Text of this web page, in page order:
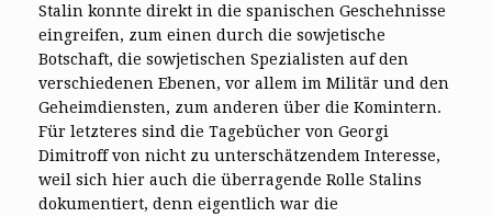
Stalin konnte direkt in die spanischen Geschehnisse
eingreifen, zum einen durch die sowjetische
Botschaft, die sowjetischen Spezialisten auf den
verschiedenen Ebenen, vor allem im Militär und den
Geheimdiensten, zum anderen über die Komintern.
Für letzteres sind die Tagebücher von Georgi
Dimitroff von nicht zu unterschätzendem Interesse,
weil sich hier auch die überragende Rolle Stalins
dokumentiert, denn eigentlich war die